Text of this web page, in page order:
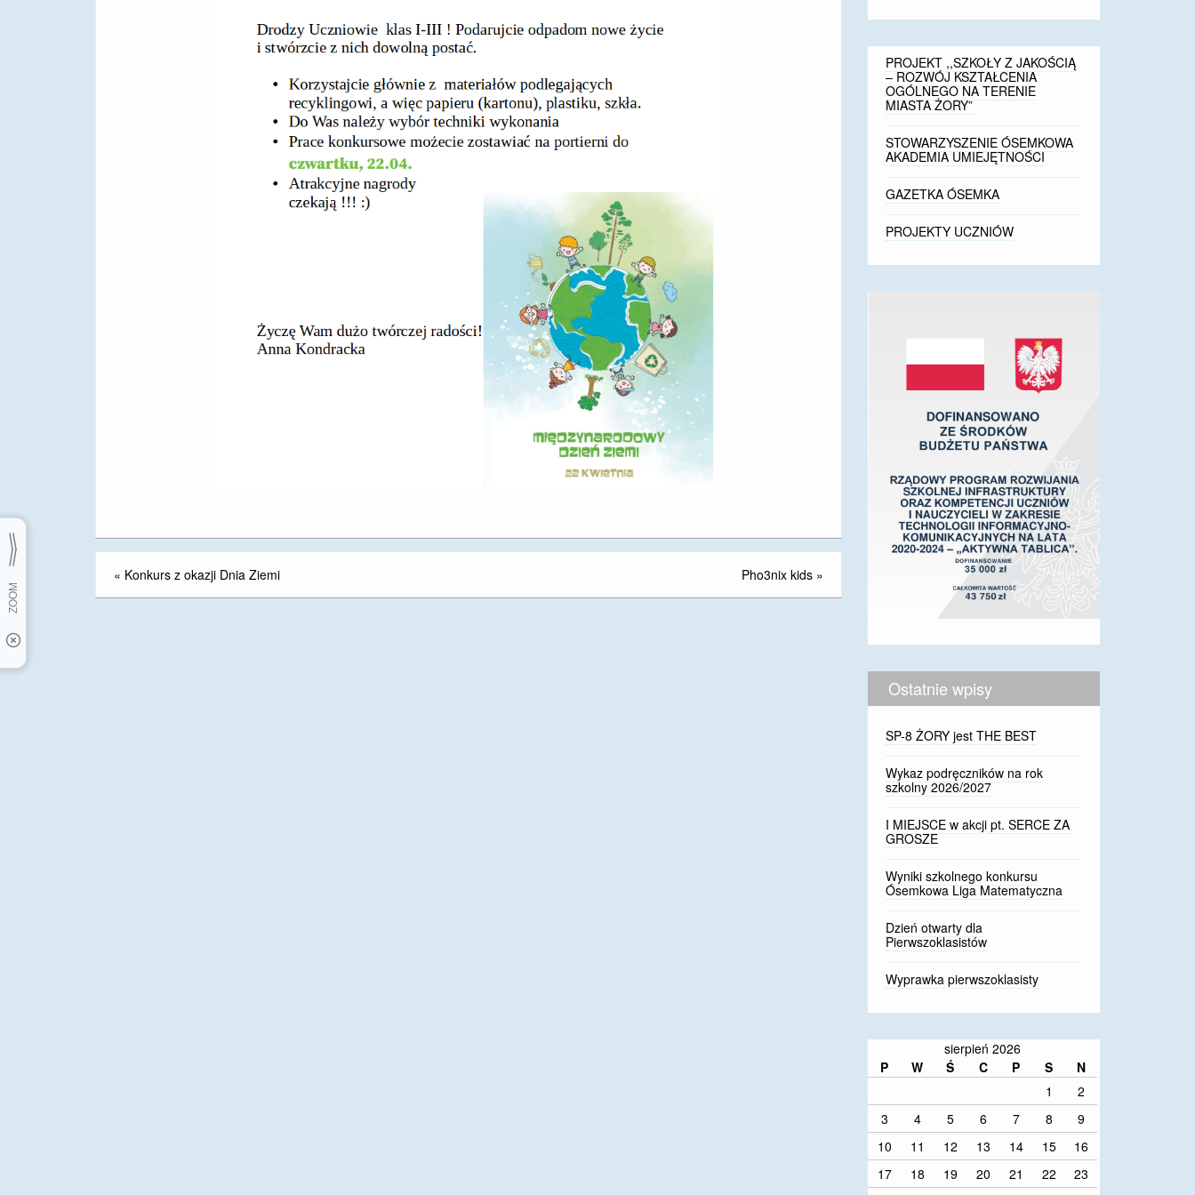
« Konkurs z okazji Dnia Ziemi Pho3nix kids »
PROJEKT ,,SZKOŁY Z JAKOŚCIĄ
– ROZWÓJ KSZTAŁCENIA
OGÓLNEGO NA TERENIE
MIASTA ŻORY”
STOWARZYSZENIE ÓSEMKOWA
AKADEMIA UMIEJĘTNOŚCI
GAZETKA ÓSEMKA
PROJEKTY UCZNIÓW
Ostatnie wpisy
SP-8 ŻORY jest THE BEST
Wykaz podręczników na rok
szkolny 2026/2027
I MIEJSCE w akcji pt. SERCE ZA
GROSZE
Wyniki szkolnego konkursu
Ósemkowa Liga Matematyczna
Dzień otwarty dla
Pierwszoklasistów
Wyprawka pierwszoklasisty
sierpień 2026
P
W Ś C P S
N
1
2
3
4 5 6 7 8
9
10
11 12 13 14 15
16
17
18 19 20 21 22
23